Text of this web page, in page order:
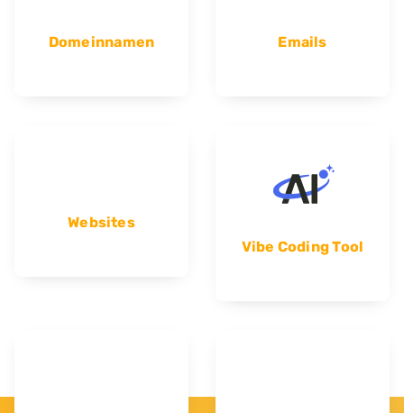
Domeinnamen Emails
Websites
Vibe Coding Tool